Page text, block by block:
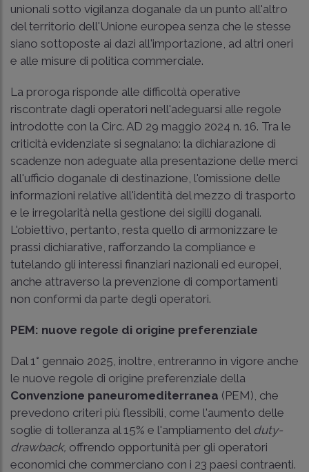
unionali sotto vigilanza doganale da un punto all'altro
del territorio dell'Unione europea senza che le stesse
siano sottoposte ai dazi all'importazione, ad altri oneri
e alle misure di politica commerciale.
La proroga risponde alle difficoltà operative
riscontrate dagli operatori nell'adeguarsi alle regole
introdotte con la Circ. AD 29 maggio 2024 n. 16. Tra le
criticità evidenziate si segnalano: la dichiarazione di
scadenze non adeguate alla presentazione delle merci
all'ufficio doganale di destinazione, l'omissione delle
informazioni relative all'identità del mezzo di trasporto
e le irregolarità nella gestione dei sigilli doganali.
L'obiettivo, pertanto, resta quello di armonizzare le
prassi dichiarative, rafforzando la compliance e
tutelando gli interessi finanziari nazionali ed europei,
anche attraverso la prevenzione di comportamenti
non conformi da parte degli operatori.
PEM: nuove regole di origine preferenziale
Dal 1° gennaio 2025, inoltre, entreranno in vigore anche
le nuove regole di origine preferenziale della
Convenzione paneuromediterranea (PEM), che
prevedono criteri più flessibili, come l'aumento delle
soglie di tolleranza al 15% e l'ampliamento del duty-
drawback, offrendo opportunità per gli operatori
economici che commerciano con i 23 paesi contraenti.